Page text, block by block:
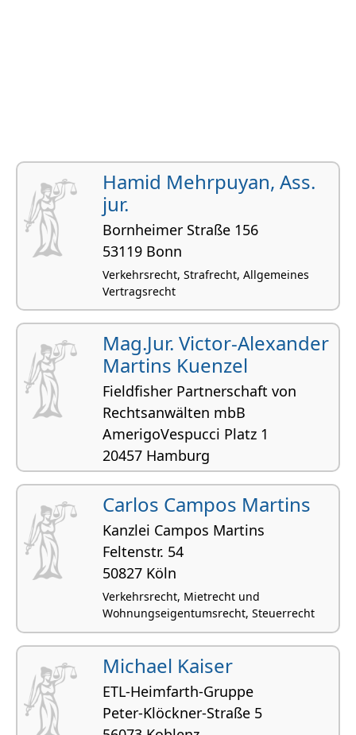
Hamid Mehrpuyan, Ass.
jur.
Bornheimer Straße 156
53119 Bonn
Verkehrsrecht, Strafrecht, Allgemeines
Vertragsrecht
Mag.Jur. Victor-Alexander
Martins Kuenzel
Fieldfisher Partnerschaft von
Rechtsanwälten mbB
AmerigoVespucci Platz 1
20457 Hamburg
Carlos Campos Martins
Kanzlei Campos Martins
Feltenstr. 54
50827 Köln
Verkehrsrecht, Mietrecht und
Wohnungseigentumsrecht, Steuerrecht
Michael Kaiser
ETL-Heimfarth-Gruppe
Peter-Klöckner-Straße 5